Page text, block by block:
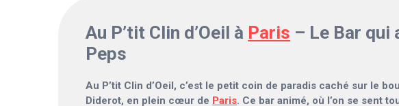
Au P’tit Clin d’Oeil à Paris – Le Bar qui
Peps
Au P’tit Clin d’Oeil, c’est le petit coin de paradis caché sur le
Diderot, en plein cœur de Paris. Ce bar animé, où l’on se sent